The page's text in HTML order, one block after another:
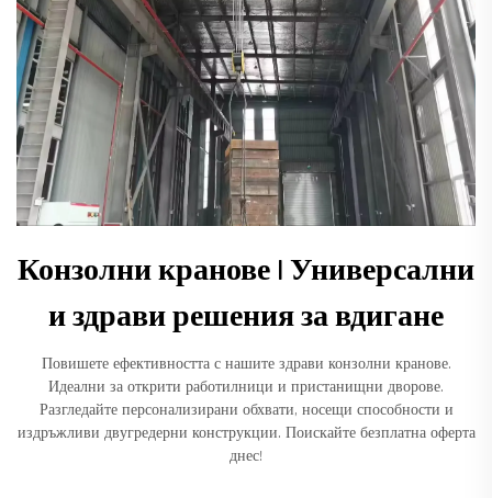
Конзолни кранове | Универсални
и здрави решения за вдигане
Повишете ефективността с нашите здрави конзолни кранове.
Идеални за открити работилници и пристанищни дворове.
Разгледайте персонализирани обхвати, носещи способности и
издръжливи двугредерни конструкции. Поискайте безплатна оферта
днес!